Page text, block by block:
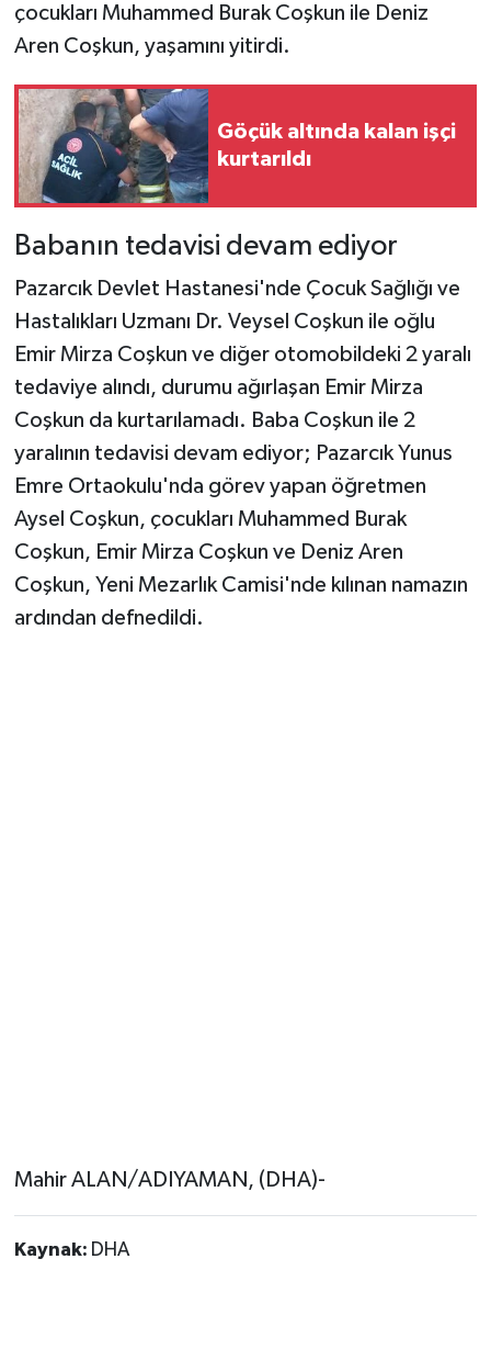
çocukları Muhammed Burak Coşkun ile Deniz
Aren Coşkun, yaşamını yitirdi.
Göçük altında kalan işçi
kurtarıldı
Babanın tedavisi devam ediyor
Pazarcık Devlet Hastanesi'nde Çocuk Sağlığı ve
Hastalıkları Uzmanı Dr. Veysel Coşkun ile oğlu
Emir Mirza Coşkun ve diğer otomobildeki 2 yaralı
tedaviye alındı, durumu ağırlaşan Emir Mirza
Coşkun da kurtarılamadı. Baba Coşkun ile 2
yaralının tedavisi devam ediyor; Pazarcık Yunus
Emre Ortaokulu'nda görev yapan öğretmen
Aysel Coşkun, çocukları Muhammed Burak
Coşkun, Emir Mirza Coşkun ve Deniz Aren
Coşkun, Yeni Mezarlık Camisi'nde kılınan namazın
ardından defnedildi.
Mahir ALAN/ADIYAMAN, (DHA)-
Kaynak: DHA